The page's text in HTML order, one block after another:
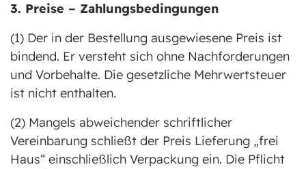
3. Preise – Zahlungsbedingungen
(1) Der in der Bestellung ausgewiesene Preis ist
bindend. Er versteht sich ohne Nachforderungen
und Vorbehalte. Die gesetzliche Mehrwertsteuer
ist nicht enthalten.
(2) Mangels abweichender schriftlicher
Vereinbarung schließt der Preis Lieferung „frei
Haus“ einschließlich Verpackung ein. Die Pflicht